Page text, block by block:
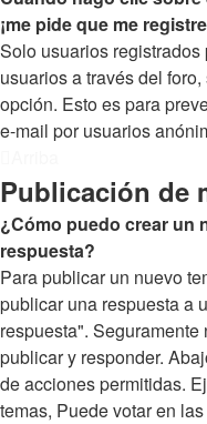
¡me pide que me
Solo usuarios
usuarios a través del
opción. Esto es para
e-mail por usuarios
Publicación de
¿Cómo puedo crear un
respuesta?
Para publicar un nuevo
publicar una respuesta a
respuesta".
publicar y responder.
de acciones permitidas.
temas, Puede votar en